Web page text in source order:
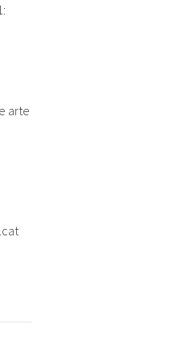
arte